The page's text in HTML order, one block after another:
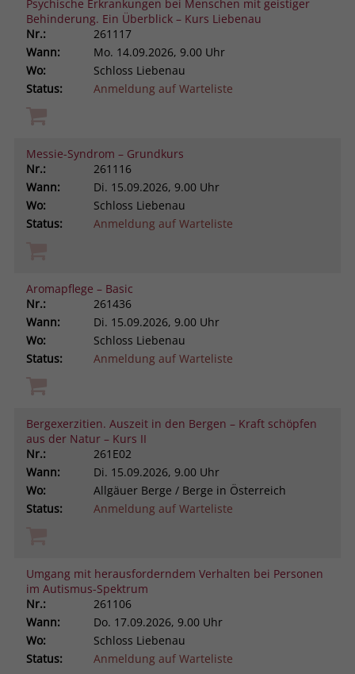
Psychische Erkrankungen bei Menschen mit geistiger
Behinderung. Ein Überblick – Kurs Liebenau
Nr.:
261117
Wann:
Mo. 14.09.2026, 9.00 Uhr
Wo:
Schloss Liebenau
Status:
Anmeldung auf Warteliste
Messie-Syndrom – Grundkurs
Nr.:
261116
Wann:
Di. 15.09.2026, 9.00 Uhr
Wo:
Schloss Liebenau
Status:
Anmeldung auf Warteliste
Aromapflege – Basic
Nr.:
261436
Wann:
Di. 15.09.2026, 9.00 Uhr
Wo:
Schloss Liebenau
Status:
Anmeldung auf Warteliste
Bergexerzitien. Auszeit in den Bergen – Kraft schöpfen
aus der Natur – Kurs II
Nr.:
261E02
Wann:
Di. 15.09.2026, 9.00 Uhr
Wo:
Allgäuer Berge / Berge in Österreich
Status:
Anmeldung auf Warteliste
Umgang mit herausforderndem Verhalten bei Personen
im Autismus-Spektrum
Nr.:
261106
Wann:
Do. 17.09.2026, 9.00 Uhr
Wo:
Schloss Liebenau
Status:
Anmeldung auf Warteliste